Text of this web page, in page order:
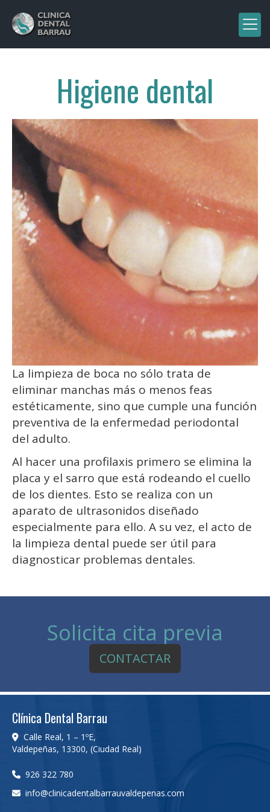
Higiene dental
La limpieza de boca no sólo trata de
eliminar manchas más o menos feas
estéticamente, sino que cumple una función
preventiva de la enfermedad periodontal
del adulto.
Al hacer una profilaxis primero se elimina la
placa y el sarro que está rodeando el cuello
de los dientes. Esto se realiza con un
aparato de ultrasonidos diseñado
especialmente para ello. A su vez, el acto de
la limpieza dental puede ser útil para
diagnosticar problemas dentales.
Solicita cita previa
CONTACTAR
Clínica Dental Barrau
Calle Real, 1 – 1ºE,
Valdepeñas, 13300, (Ciudad Real)
926 322 780
info
clinicadentalbarrauvaldepenas.com